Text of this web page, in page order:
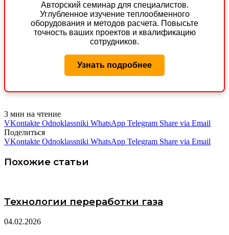
Авторский семинар для специалистов.
Углубленное изучение теплообменного
оборудования и методов расчета. Повысьте
точность ваших проектов и квалификацию
сотрудников.
Узнать подробнее
3 мин на чтение
VKontakte Odnoklassniki WhatsApp Telegram Share via Email
Поделиться
VKontakte Odnoklassniki WhatsApp Telegram Share via Email
Похожие статьи
Технологии переработки газа
04.02.2026